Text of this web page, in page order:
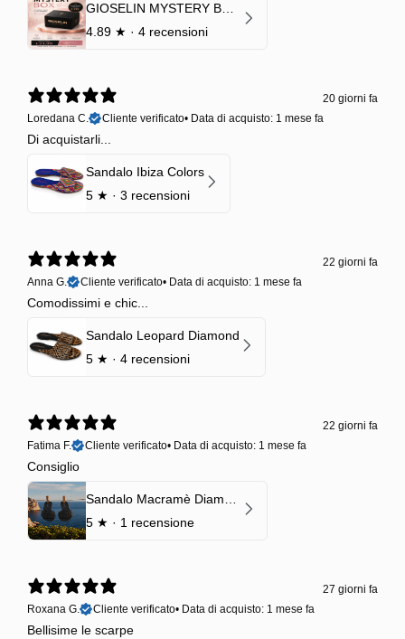
GIOSELIN MYSTERY BOX | €24,99 → Valore garantito minimo €70
4.89 ★ · 4 recensioni
20 giorni fa
Loredana C.
Cliente verificato• Data di acquisto: 1 mese fa
Di acquistarli...
Sandalo Ibiza Colors
5 ★ · 3 recensioni
22 giorni fa
Anna G.
Cliente verificato• Data di acquisto: 1 mese fa
Comodissimi e chic...
Sandalo Leopard Diamond
5 ★ · 4 recensioni
22 giorni fa
Fatima F.
Cliente verificato• Data di acquisto: 1 mese fa
Consiglio
Sandalo Macramè Diamond Black Onyx
5 ★ · 1 recensione
27 giorni fa
Roxana G.
Cliente verificato• Data di acquisto: 1 mese fa
Bellisime le scarpe